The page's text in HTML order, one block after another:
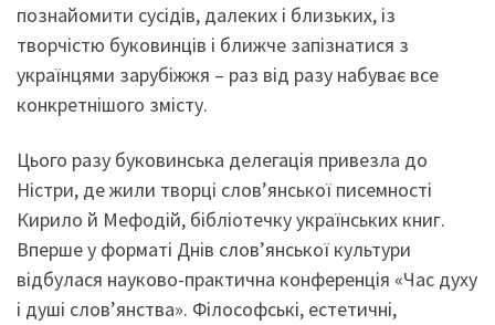
познайомити сусідів, далеких і близьких, із
творчістю буковинців і ближче запізнатися з
українцями зарубіжжя – раз від разу набуває все
конкретнішого змісту.
Цього разу буковинська делегація привезла до
Ністри, де жили творці слов’янської писемності
Кирило й Мефодій, бібліотечку українських книг.
Вперше у форматі Днів слов’янської культури
відбулася науково-практична конференція «Час духу
і душі слов’янства». Філософські, естетичні,